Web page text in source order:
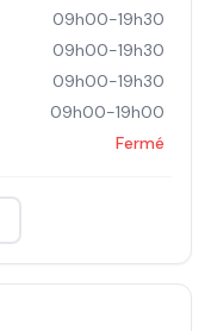
09h00-19h30
09h00-19h30
09h00-19h30
09h00-19h00
Fermé